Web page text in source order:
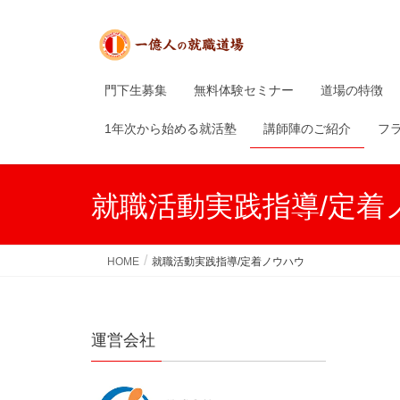
門下生募集 無料体験セミナー 道場の特徴
1年次から始める就活塾 講師陣のご紹介 フ
就職活動実践指導/定着
HOME 就職活動実践指導/定着ノウハウ
運営会社